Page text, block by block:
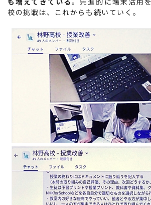
校の挑戦は、これからも続いていく。